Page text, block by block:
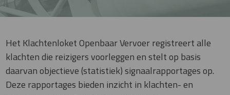
Het Klachtenloket Openbaar Vervoer registreert alle
klachten die reizigers voorleggen en stelt op basis
daarvan objectieve (statistiek) signaalrapportages op.
Deze rapportages bieden inzicht in klachten- en